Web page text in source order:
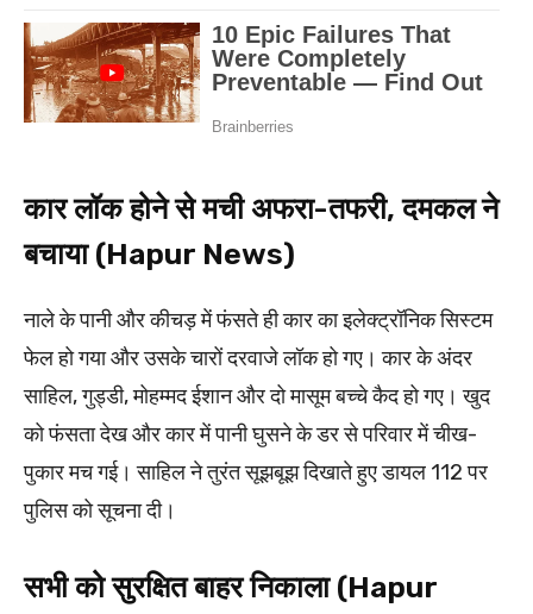
कार लॉक होने से मची अफरा-तफरी, दमकल ने
बचाया (Hapur News)
नाले के पानी और कीचड़ में फंसते ही कार का इलेक्ट्रॉनिक सिस्टम
फेल हो गया और उसके चारों दरवाजे लॉक हो गए। कार के अंदर
साहिल, गुड्डी, मोहम्मद ईशान और दो मासूम बच्चे कैद हो गए। खुद
को फंसता देख और कार में पानी घुसने के डर से परिवार में चीख-
पुकार मच गई। साहिल ने तुरंत सूझबूझ दिखाते हुए डायल 112 पर
पुलिस को सूचना दी।
सभी को सुरक्षित बाहर निकाला (Hapur